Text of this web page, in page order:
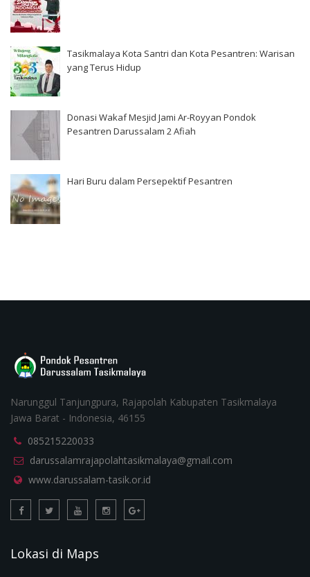
Tasikmalaya Kota Santri dan Kota Pesantren: Warisan
yang Terus Hidup
Donasi Wakaf Mesjid Jami Ar-Royyan Pondok
Pesantren Darussalam 2 Afiah
Hari Buru dalam Persepektif Pesantren
Narunggul Tanjungpura, Rajapolah Kabupaten Tasikmalaya
Jawa Barat - Indonesia, 46155
085215220033
darussalamrajapolahtasikmalaya@gmail.com
www.darussalam-tasik.or.id
Lokasi di Maps